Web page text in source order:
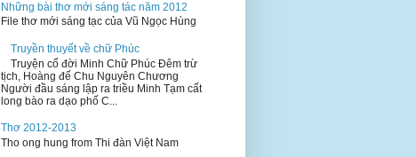
Những bài thơ mới sáng tác năm 2012
File thơ mới sáng tạc của Vũ Ngọc Hùng
Truyền thuyết về chữ Phúc
Truyện cổ đời Minh Chữ Phúc Đêm trừ
tịch, Hoàng đế Chu Nguyên Chương
Người đầu sáng lập ra triều Minh Tạm cất
long bào ra dạo phố C...
Thơ 2012-2013
Tho ong hung from Thi đàn Việt Nam